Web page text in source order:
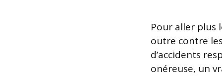
Pour aller plus
outre contre
d’accidents
onéreuse, un